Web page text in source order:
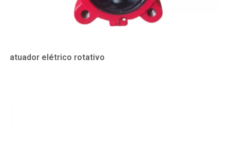
atuador elétrico rotativo